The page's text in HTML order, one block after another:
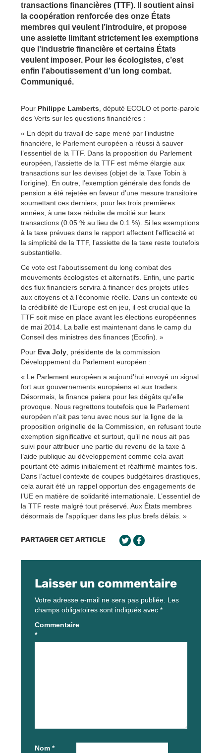
transactions financières (TTF). Il soutient ainsi
la coopération renforcée des onze États
membres qui veulent l’introduire, et propose
une assiette limitant strictement les exemptions
que l’industrie financière et certains États
veulent imposer. Pour les écologistes, c’est
enfin l’aboutissement d’un long combat.
Communiqué.
Pour Philippe Lamberts, député ECOLO et porte-parole
des Verts sur les questions financières :
« En dépit du travail de sape mené par l’industrie
financière, le Parlement européen a réussi à sauver
l’essentiel de la TTF. Dans la proposition du Parlement
européen, l’assiette de la TTF est même élargie aux
transactions sur les devises (objet de la Taxe Tobin à
l’origine). En outre, l’exemption générale des fonds de
pension a été rejetée en faveur d’une mesure transitoire
soumettant ces derniers, pour les trois premières
années, à une taxe réduite de moitié sur leurs
transactions (0.05 % au lieu de 0.1 %). Si les exemptions
à la taxe prévues dans le rapport affectent l’efficacité et
la simplicité de la TTF, l’assiette de la taxe reste toutefois
substantielle.
Ce vote est l’aboutissement du long combat des
mouvements écologistes et alternatifs. Enfin, une partie
des flux financiers servira à financer des projets utiles
aux citoyens et à l’économie réelle. Dans un contexte où
la crédibilité de l’Europe est en jeu, il est crucial que la
TTF soit mise en place avant les élections européennes
de mai 2014. La balle est maintenant dans le camp du
Conseil des ministres des finances (Ecofin). »
Pour Eva Joly, présidente de la commission
Développement du Parlement européen :
« Le Parlement européen a aujourd’hui envoyé un signal
fort aux gouvernements européens et aux traders.
Désormais, la finance paiera pour les dégâts qu’elle
provoque. Nous regrettons toutefois que le Parlement
européen n’ait pas tenu avec nous sur la ligne de la
proposition originelle de la Commission, en refusant toute
exemption significative et surtout, qu’il ne nous ait pas
suivi pour attribuer une partie du revenu de la taxe à
l’aide publique au développement comme cela avait
pourtant été admis initialement et réaffirmé maintes fois.
Dans l’actuel contexte de coupes budgétaires drastiques,
cela aurait été un rappel opportun des engagements de
l’UE en matière de solidarité internationale. L’essentiel de
la TTF reste malgré tout préservé. Aux États membres
désormais de l’appliquer dans les plus brefs délais. »
PARTAGER CET ARTICLE
Laisser un commentaire
Votre adresse e-mail ne sera pas publiée. Les
champs obligatoires sont indiqués avec *
Commentaire
*
Nom *